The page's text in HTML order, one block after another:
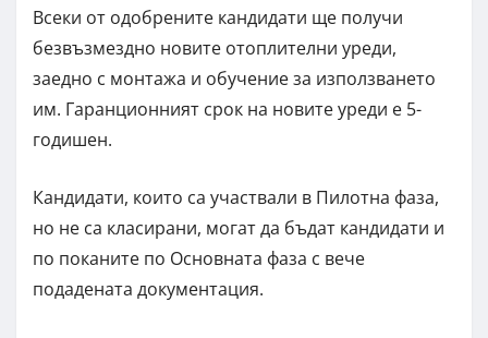
Всеки от одобрените кандидати ще получи
безвъзмездно новите отоплителни уреди,
заедно с монтажа и обучение за използването
им. Гаранционният срок на новите уреди е 5-
годишен.
Кандидати, които са участвали в Пилотна фаза,
но не са класирани, могат да бъдат кандидати и
по поканите по Основната фаза с вече
подадената документация.